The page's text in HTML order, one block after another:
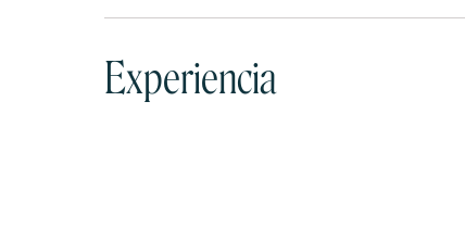
Experiencia